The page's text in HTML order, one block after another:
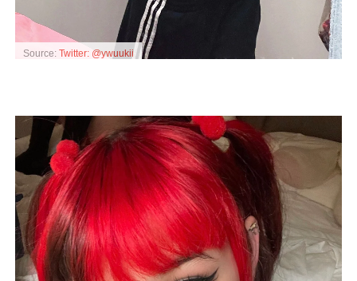
Source: Twitter: @ywuukii